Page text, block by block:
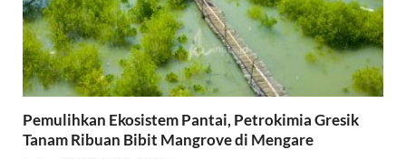
Pemulihkan Ekosistem Pantai, Petrokimia Gresik
Tanam Ribuan Bibit Mangrove di Mengare